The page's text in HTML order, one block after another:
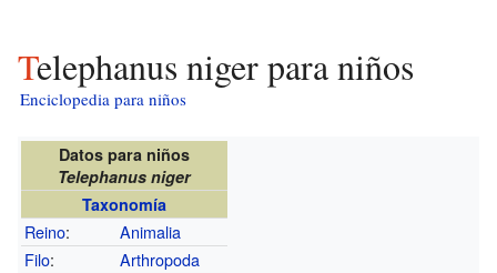
Telephanus niger para niños
Enciclopedia para niños
Datos para niños
Telephanus niger
Taxonomía
Reino:
Animalia
Filo:
Arthropoda